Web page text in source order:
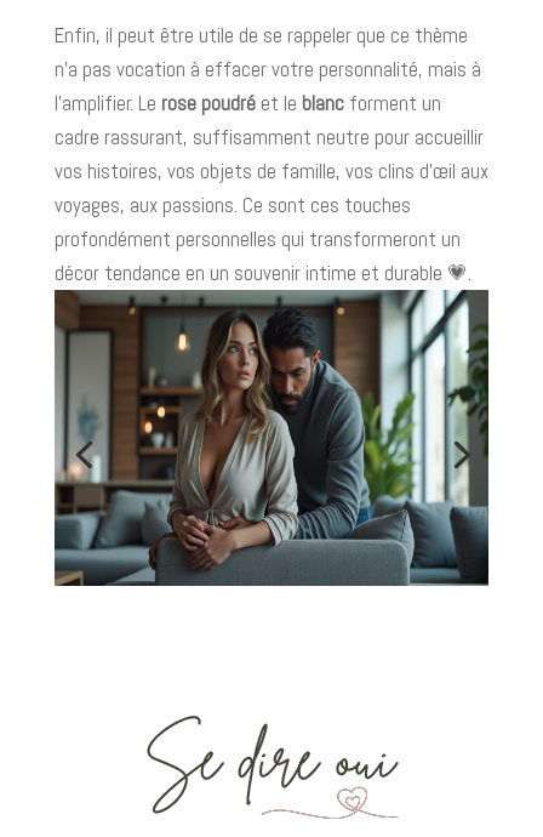
Enfin, il peut être utile de se rappeler que ce thème
n’a pas vocation à effacer votre personnalité, mais à
l’amplifier. Le rose poudréet le blancforment un
cadre rassurant, suffisamment neutre pour accueillir
vos histoires, vos objets de famille, vos clins d’œil aux
voyages, aux passions. Ce sont ces touches
profondément personnelles qui transformeront un
décor tendance en un souvenir intime et durable 💗.